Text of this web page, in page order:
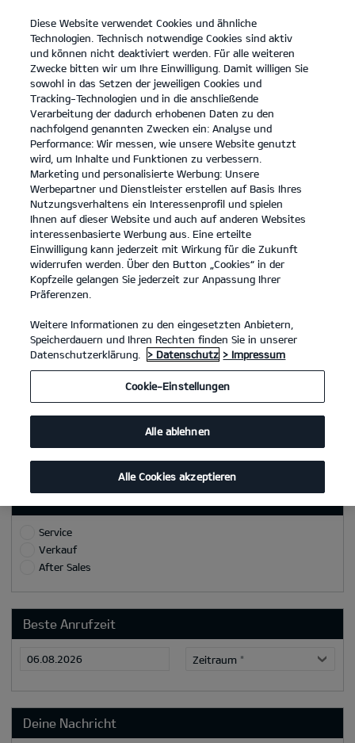
open
menu
KONTAKT
RÜCKRUFSERVICE
RÜCKRUFSERVICE
Deine Kontaktdaten
Anrede*
Vorname*
Nachname*
Straße/Nr.
Postleitzahl
Service
Verkauf
After Sales
Beste Anrufzeit
Zeitraum *
Deine Nachricht
Diese Website verwendet Cookies und ähnliche
Technologien. Technisch notwendige Cookies sind aktiv
und können nicht deaktiviert werden. Für alle weiteren
Zwecke bitten wir um Ihre Einwilligung. Damit willigen Sie
sowohl in das Setzen der jeweiligen Cookies und
Tracking-Technologien und in die anschließende
Verarbeitung der dadurch erhobenen Daten zu den
nachfolgend genannten Zwecken ein: Analyse und
Performance: Wir messen, wie unsere Website genutzt
wird, um Inhalte und Funktionen zu verbessern.
Marketing und personalisierte Werbung: Unsere
Werbepartner und Dienstleister erstellen auf Basis Ihres
Nutzungsverhaltens ein Interessenprofil und spielen
Ihnen auf dieser Website und auch auf anderen Websites
interessenbasierte Werbung aus. Eine erteilte
Einwilligung kann jederzeit mit Wirkung für die Zukunft
widerrufen werden. Über den Button „Cookies“ in der
Kopfzeile gelangen Sie jederzeit zur Anpassung Ihrer
Präferenzen.
Weitere Informationen zu den eingesetzten Anbietern,
Speicherdauern und Ihren Rechten finden Sie in unserer
Datenschutzerklärung.
> Datenschutz > Impressum
Cookie-Einstellungen
Alle ablehnen
Alle Cookies akzeptieren